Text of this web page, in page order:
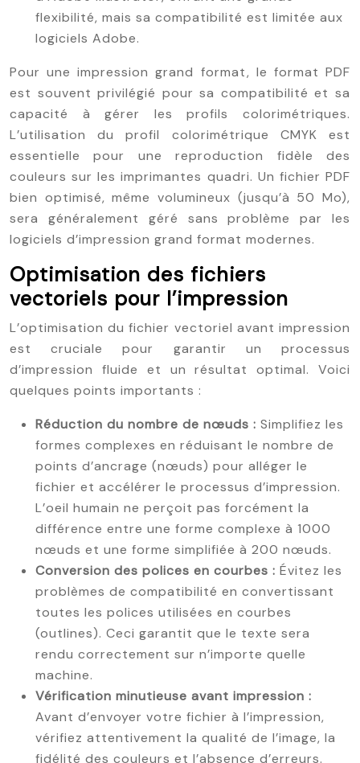
flexibilité, mais sa compatibilité est limitée aux
logiciels Adobe.
Pour une impression grand format, le format PDF
est souvent privilégié pour sa compatibilité et sa
capacité à gérer les profils colorimétriques.
L’utilisation du profil colorimétrique CMYK est
essentielle pour une reproduction fidèle des
couleurs sur les imprimantes quadri. Un fichier PDF
bien optimisé, même volumineux (jusqu’à 50 Mo),
sera généralement géré sans problème par les
logiciels d’impression grand format modernes.
Optimisation des fichiers
vectoriels pour l’impression
L’optimisation du fichier vectoriel avant impression
est cruciale pour garantir un processus
d’impression fluide et un résultat optimal. Voici
quelques points importants :
Réduction du nombre de nœuds : Simplifiez les
formes complexes en réduisant le nombre de
points d’ancrage (nœuds) pour alléger le
fichier et accélérer le processus d’impression.
L’oeil humain ne perçoit pas forcément la
différence entre une forme complexe à 1000
nœuds et une forme simplifiée à 200 nœuds.
Conversion des polices en courbes : Évitez les
problèmes de compatibilité en convertissant
toutes les polices utilisées en courbes
(outlines). Ceci garantit que le texte sera
rendu correctement sur n’importe quelle
machine.
Vérification minutieuse avant impression :
Avant d’envoyer votre fichier à l’impression,
vérifiez attentivement la qualité de l’image, la
fidélité des couleurs et l’absence d’erreurs.